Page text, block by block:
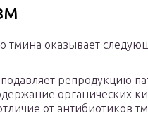
оказывает
репродукцию
органических
от антибиотиков